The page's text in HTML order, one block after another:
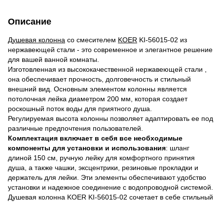
Описание
Душевая колонна со смесителем KOER KI-56015-02 из
нержавеющей стали - это современное и элегантное решение
для вашей ванной комнаты.
Изготовленная из высококачественной нержавеющей стали ,
она обеспечивает прочность, долговечность и стильный
внешний вид. Основным элементом колонны является
потолочная лейка диаметром 200 мм, которая создает
роскошный поток воды для приятного душа.
Регулируемая высота колонны позволяет адаптировать ее под
различные предпочтения пользователей.
Комплектация включает в себя все необходимые
компоненты для установки и использования: шланг
длиной 150 см, ручную лейку для комфортного принятия
душа, а также чашки, эксцентрики, резиновые прокладки и
держатель для лейки. Эти элементы обеспечивают удобство
установки и надежное соединение с водопроводной системой.
Душевая колонна KOER KI-56015-02 сочетает в себе стильный